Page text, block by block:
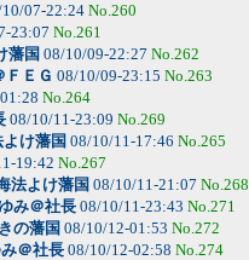
07-22:24 No.260
23:07 No.261
藩国 08/10/09-22:27 No.262
ＦＥＧ 08/10/09-23:15 No.263
No.264
08/10/11-23:09 No.269
け藩国 08/10/11-17:46 No.265
19:42 No.267
法よけ藩国 08/10/11-21:07 No.268
み＠社長 08/10/11-23:43 No.271
の藩国 08/10/12-01:53 No.272
＠社長 08/10/12-02:58 No.274